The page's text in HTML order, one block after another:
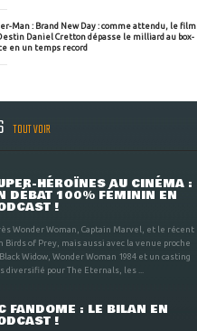
Man : Brand New Day : comme attendu, le film
Daniel Cretton dépasse le milliard au box-
en un temps record
TOUT VOIR
HÉROÏNES AU CINÉMA :
DÉBAT 100% FÉMININ EN
!
Wonder Woman, Captain Marvel, et le récent
Birds of Prey, mais aussi avec la venue proche
Widow, Wonder Woman 1984 et un casting
diversifié pour The Eternals, les ...
FANDOME : LE BILAN EN
!